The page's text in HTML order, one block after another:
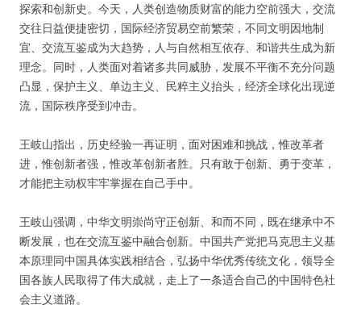
探索和创新史。今天，人类创造物质财富的能力空前强大，交流
交往日益便捷密切，国际经济贸易空前繁荣，不同文明因地制
宜、交流互鉴成为大趋势，人与自然相互依存、和谐共生成为新
理念。同时，人类面对着诸多共同威胁，发展不平衡不充分问题
凸显，保护主义、单边主义、民粹主义抬头，经济全球化出现逆
流，国际秩序受到冲击。
王岐山指出，历史经验一再证明，面对困难和挑战，惟改革者
进，惟创新者强，惟改革创新者胜。只有敢于创新、勇于变革，
才能把主动权牢牢掌握在自己手中。
王岐山强调，中华文明崇尚守正创新、和而不同，既在继承中不
断发展，也在交流互鉴中融合创新。中国共产党把马克思主义基
本原理同中国具体实践相结合，弘扬中华优秀传统文化，领导全
国各族人民取得了伟大成就，走上了一条适合自己的中国特色社
会主义道路。